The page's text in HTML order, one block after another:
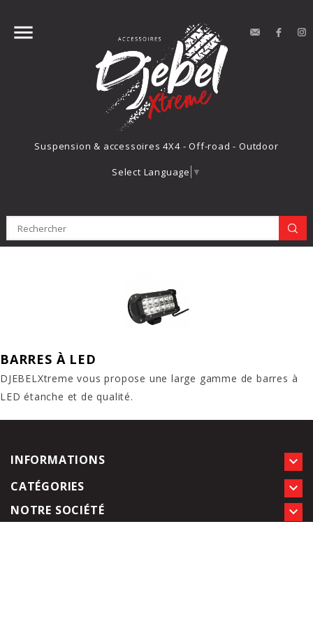
 
Suspension & accessoires 4X4 - Off-road - Outdoor
contact
Select Language ▼
BARRES À LED
DJEBELXtreme vous propose une large gamme de barres à
LED étanche et de qualité.
INFORMATIONS 
CATÉGORIES 
NOTRE SOCIÉTÉ 